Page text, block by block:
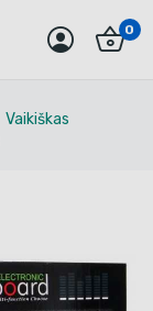
0
Vaikiškas